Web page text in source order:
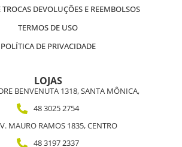
DEVOLUÇÕES E REEMBOLSOS
TERMOS DE USO
POLÍTICA DE PRIVACIDADE
LOJAS
BENVENUTA 1318, SANTA MÔNICA,
48 3025 2754
MAURO RAMOS 1835, CENTRO
48 3197 2337